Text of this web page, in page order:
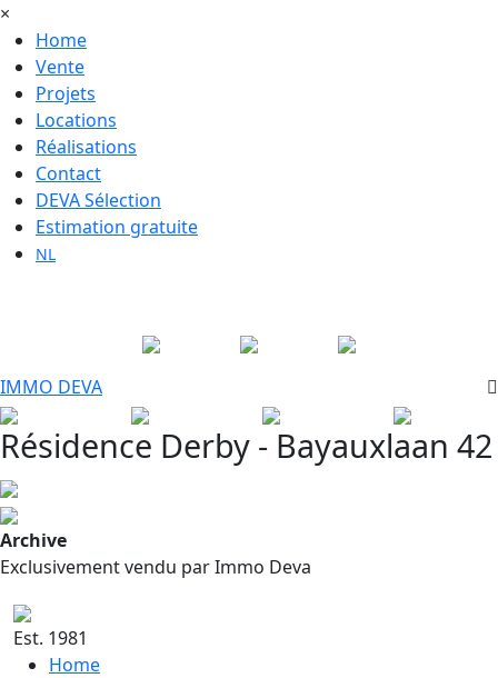
×
Home
Vente
Projets
Locations
Réalisations
Contact
DEVA Sélection
Estimation gratuite
NL
IMMO DEVA
Résidence Derby - Bayauxlaan 42
Archive
Exclusivement vendu par Immo Deva
Est. 1981
Home